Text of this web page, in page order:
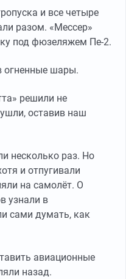
и все четыре
разом. «Мессер»
под фюзеляжем Пе-2.
огненные шары.
решили не
оставив наш
несколько раз. Но
и отпугивали
на самолёт. О
узнали в
сами думать, как
авиационные
назад.